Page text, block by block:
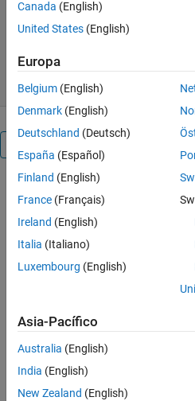
Kevin Chng
Versión 1.0.1(17,9 MB)
16 may 2019
One of the
important
field in
Artificial
Intelligence
is object
many
in MATLAB.
In my view,
they are
Canada (English)
United States (English)
Europa
Belgium (English)
Denmark (English)
Deutschland (Deutsch)
España (Español)
Finland (English)
France (Français)
Ireland (English)
Italia (Italiano)
Luxembourg (English)
Asia-Pacífico
Australia (English)
India (English)
New Zealand (English)